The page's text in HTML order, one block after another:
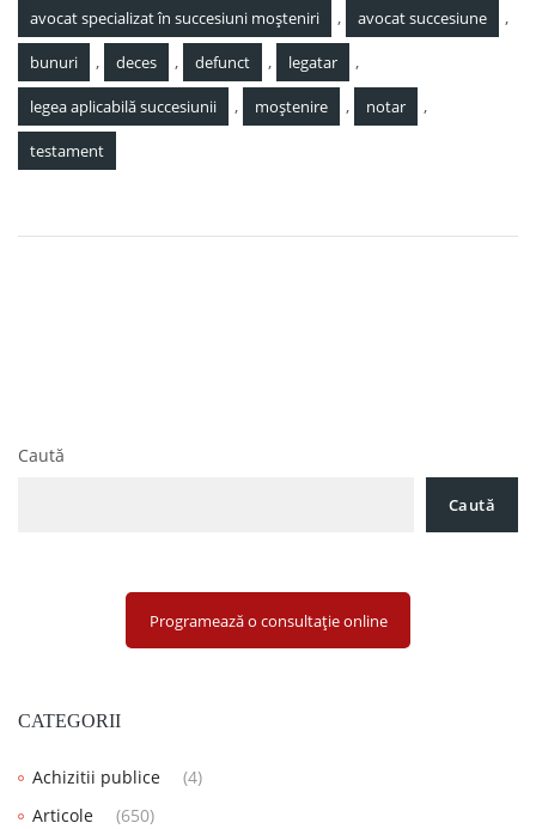
avocat specializat în succesiuni moșteniri , avocat succesiune ,
bunuri , deces , defunct , legatar ,
legea aplicabilă succesiunii , moștenire , notar ,
testament
Caută
Caută
Programează o consultație online
CATEGORII
Achizitii publice
(4)
Articole
(650)